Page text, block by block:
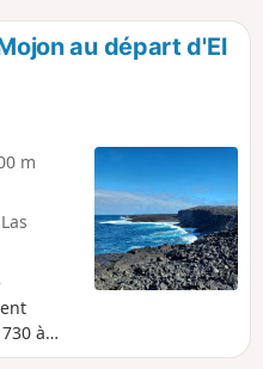
au départ d'El
m
à
partout